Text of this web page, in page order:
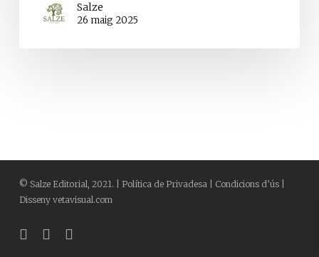
Salze
26 maig 2025
© Salze Editorial, 2021. | Política de Privadesa| Condicions d’ús|
Disseny vetavisual.com
blueskyfacebookinstagram